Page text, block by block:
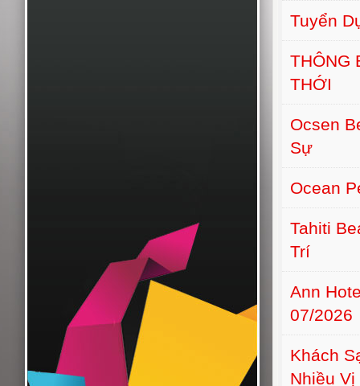
Tuyển
THÔNG
THỚI
Ocsen
Sự
Ocean
Tahiti
Trí
Ann
07/2026
Khách
Nhiều Vị